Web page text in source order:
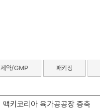
제약/GMP 패키징
맥키코리아 육가공공장 증축